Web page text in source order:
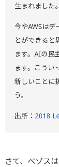
生まれました。
今やAWSは
とができると
ます。AIの民
ます。こうい
新しいことに
う。
出所： 2018
さて、ベゾス